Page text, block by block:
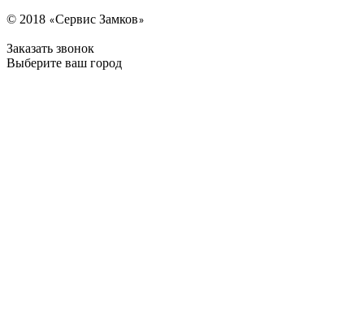
© 2018 «Сервис Замков»
Заказать звонок
Выберите ваш город